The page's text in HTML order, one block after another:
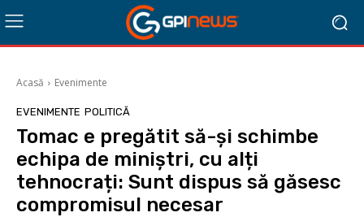
Acasă Evenimente
EVENIMENTE POLITICĂ
Tomac e pregătit să-și schimbe
echipa de miniștri, cu alți
tehnocrați: Sunt dispus să găsesc
compromisul necesar